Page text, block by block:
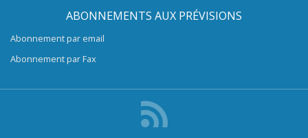
ABONNEMENTS AUX PRÉVISIONS
Abonnement par email
Abonnement par Fax